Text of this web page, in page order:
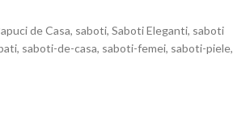
de Casa, saboti, Saboti Eleganti, saboti
, saboti-de-casa, saboti-femei, saboti-piele,